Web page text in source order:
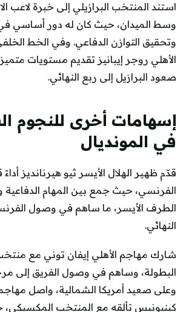
استند المنتخب البرازيلي إلى خبرة لاعب
وسط الميدان، حيث كان له دور أساسي في
وتحقيق التوازن الدفاعي. وفي الخط
الأهلي روجر إيبانيز تقديم مستويات
صعود البرازيل إلى ربع النهائي.
إسهامات أخرى للنجوم
في المونديال
قدّم ظهير الهلال الأيسر ثيو هيرنانديز
الفرنسي، حيث جمع بين المهام الدفاعية
الطرف الأيسر، ما ساهم في وصول
النهائي.
شارك مهاجم الأهلي إيفان توني مع
البطولة، وساهم في وصول الفريق إلى
وعلى صعيد أمريكا الشمالية، واصل
كينيونيس تألقه مع المنتخب